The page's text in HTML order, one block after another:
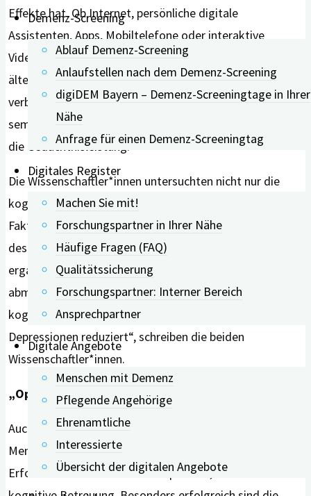
Demenz-Screening
Ablauf Demenz-Screening
Anlaufstellen nach dem Demenz-Screening
digiDEM Bayern – Demenz-Screeningtage in Ihrer
Nähe
Anfrage für einen Demenz-Screeningtag
Digitales Register
Machen Sie mit!
Forschungspartner in Ihrer Nähe
Häufige Fragen (FAQ)
Qualitätssicherung
Forschungspartner: Interner Bereich
Ansprechpartner
Digitale Angebote
Menschen mit Demenz
Pflegende Angehörige
Ehrenamtliche
Interessierte
Übersicht der digitalen Angebote
Effekte hat. ObInternet, persönliche digitale
Assistenten, Apps, Mobiltelefone oder interaktive
Videospiele: IKT-gestützte kognitive Maßnahmen für
ältere Erwachsene mit MCI oder leichter Demenz
verbessern die kognitiven Funktionen. Dazu gehören die
semantischen Wortflüssigkeit, die Aufmerksamkeit und
die Gedächtnisleistung.
Die Wissenschaftler*innen untersuchten nicht nur die
kognitiven Funktionen, sondern auch psychosoziale
Faktoren wie zum Beispiel, Lebensqualität, Aktivitäten
des täglichen Lebens und Depressionen. Die Studie
ergab, dass kognitives Training mit IKT Depressionen
abmilderte. „Wenn sich also die kognitive Funktion durch
kognitives Training mit IKT verbessert, werden
Depressionen reduziert“, schreiben die beiden
Wissenschaftler*innen.
„Optimale Methode“
Auch verbesserte sich die Lebensqualität älterer
Menschen, sofern sie IKT-gestützt trainierten.
Erforderlich sei hierbei eine körperliche, emotionale und